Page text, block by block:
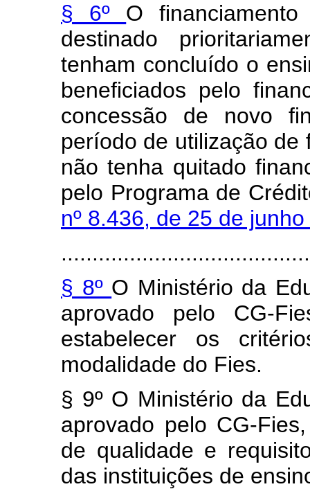
§ 6º O
destinado
tenham concluído o
beneficiados pelo
concessão de novo
período de utilização de
não tenha quitado
pelo Programa de
nº 8.436, de 25 de
§ 8º O Ministério da
aprovado pelo CG-
estabelecer os
modalidade do Fies.
§ 9º O Ministério da
aprovado pelo CG-
de qualidade e
das instituições de